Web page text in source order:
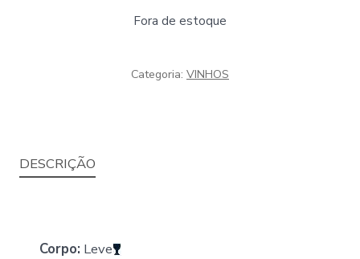
Fora de estoque
Categoria: VINHOS
DESCRIÇÃO
Corpo: Leve